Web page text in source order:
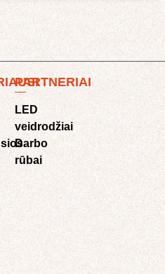
PARTNERIAI
LED
veidrodžiai
Darbo
rūbai